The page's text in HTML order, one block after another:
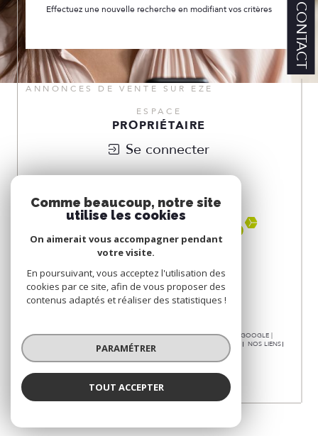
CONTACT
Effectuez une nouvelle recherche en modifiant vos critères
ANNONCES DE VENTE SUR EZE
ESPACE
PROPRIÉTAIRE
Se connecter
ADHÉRONS
© 2026 | TOUS DROITS RÉSERVÉS | TRADUCTION POWERED BY GOOGLE |
PLAN DU SITE MENTIONS LÉGALES ADMIN
NOS LIENS
POLITIQUE RGPD
Comme beaucoup, notre site
utilise les cookies
On aimerait vous accompagner pendant
votre visite.
En poursuivant, vous acceptez l'utilisation des
cookies par ce site, afin de vous proposer des
contenus adaptés et réaliser des statistiques !
PARAMÉTRER
TOUT ACCEPTER